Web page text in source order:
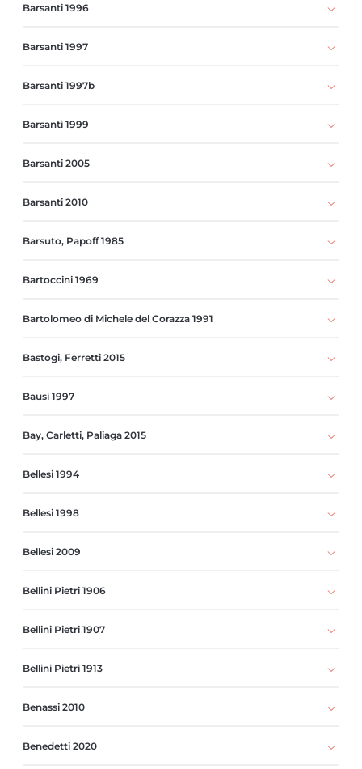
Barsanti 1996
Barsanti 1997
Barsanti 1997b
Barsanti 1999
Barsanti 2005
Barsanti 2010
Barsuto, Papoff 1985
Bartoccini 1969
Bartolomeo di Michele del Corazza 1991
Bastogi, Ferretti 2015
Bausi 1997
Bay, Carletti, Paliaga 2015
Bellesi 1994
Bellesi 1998
Bellesi 2009
Bellini Pietri 1906
Bellini Pietri 1907
Bellini Pietri 1913
Benassi 2010
Benedetti 2020